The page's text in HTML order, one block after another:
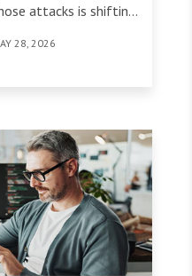
attacks is shifting
28, 2026